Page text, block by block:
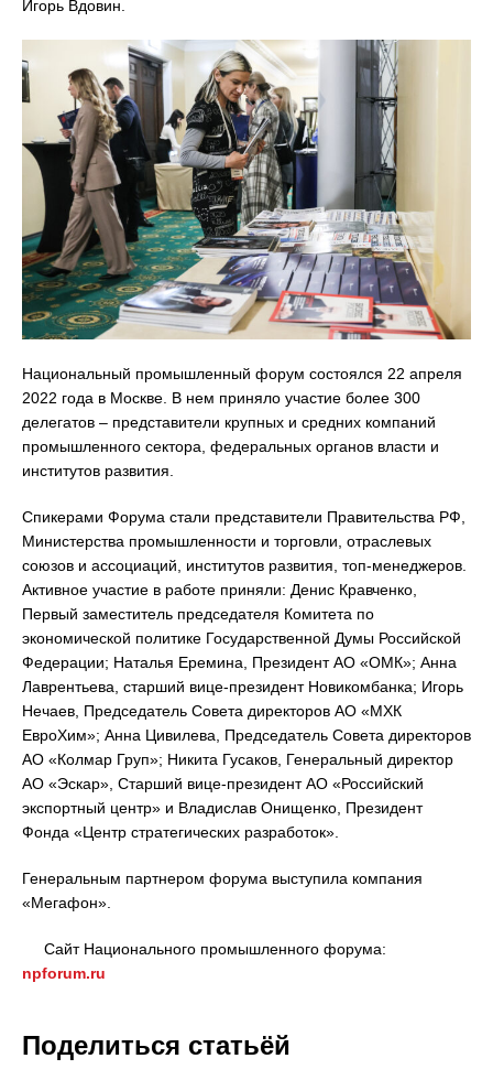
Игорь Вдовин.
Национальный промышленный форум состоялся 22 апреля
2022 года в Москве. В нем приняло участие более 300
делегатов – представители крупных и средних компаний
промышленного сектора, федеральных органов власти и
институтов развития.
Спикерами Форума стали представители Правительства РФ,
Министерства промышленности и торговли, отраслевых
союзов и ассоциаций, институтов развития, топ-менеджеров.
Активное участие в работе приняли: Денис Кравченко,
Первый заместитель председателя Комитета по
экономической политике Государственной Думы Российской
Федерации; Наталья Еремина, Президент АО «ОМК»; Анна
Лаврентьева, старший вице-президент Новикомбанка; Игорь
Нечаев, Председатель Совета директоров АО «МХК
ЕвроХим»; Анна Цивилева, Председатель Совета директоров
АО «Колмар Груп»; Никита Гусаков, Генеральный директор
АО «Эскар», Старший вице-президент АО «Российский
экспортный центр» и Владислав Онищенко, Президент
Фонда «Центр стратегических разработок».
Генеральным партнером форума выступила компания
«Мегафон».
Сайт Национального промышленного форума:
npforum.ru
Поделиться статьёй